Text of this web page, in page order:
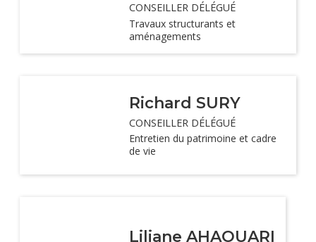
CONSEILLER DÉLÉGUÉ
Travaux structurants et
aménagements
Richard SURY
CONSEILLER DÉLÉGUÉ
Entretien du patrimoine et cadre
de vie
Liliane AHAOUARI